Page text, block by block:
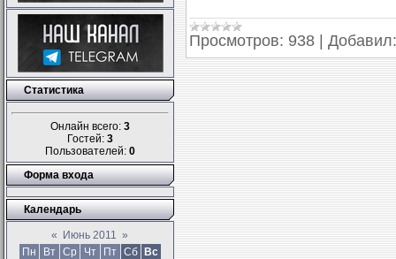
Статистика
Онлайн всего: 3
Гостей: 3
Пользователей: 0
Форма входа
Календарь
« Июнь 2011 »
Пн
Вт Ср Чт Пт Сб
Вс
Просмотров: 938 Добавил: